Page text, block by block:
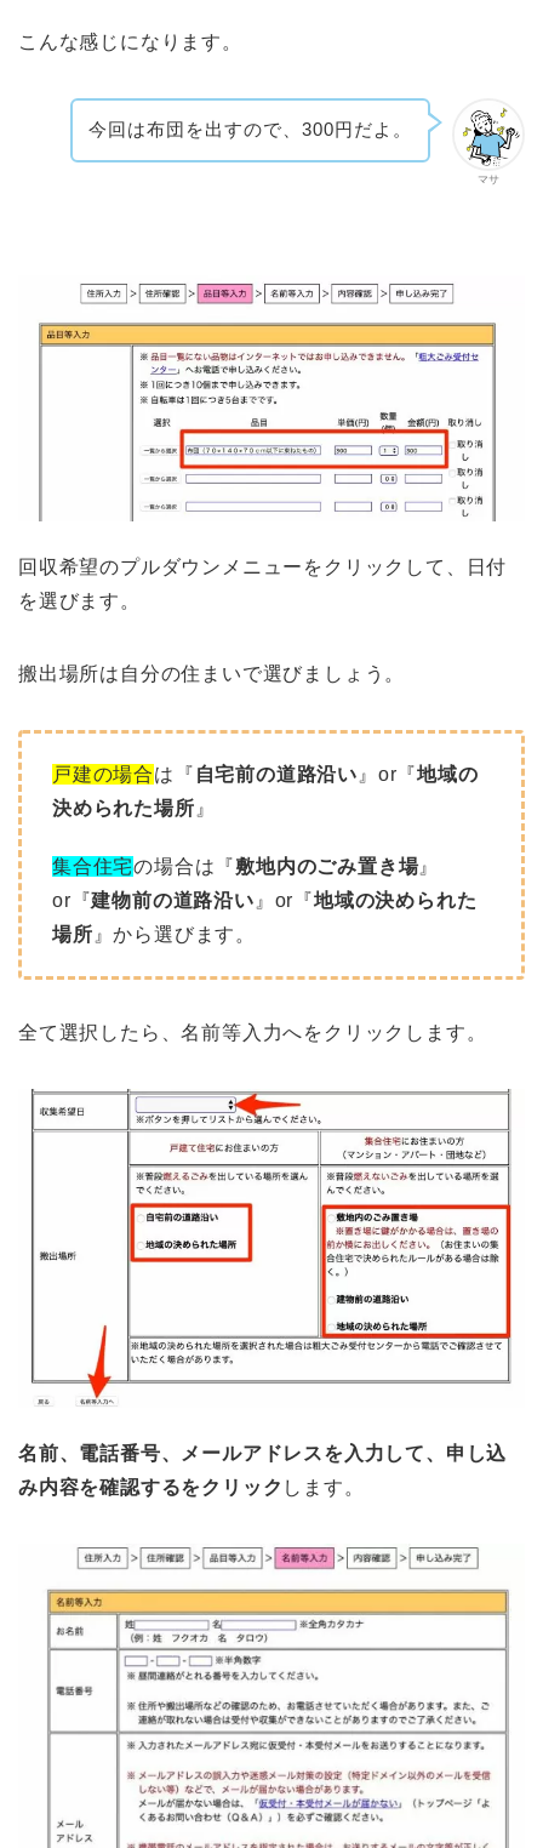
こんな感じになります。
マサ
今回は布団を出すので、300円だよ。
回収希望のプルダウンメニューをクリックして、日付
を選びます。
搬出場所は自分の住まいで選びましょう。
戸建の場合は『 自宅前の道路沿い 』or『地域の
決められた場所 』
集合住宅の場合は『敷地内のごみ置き場』
or『建物前の道路沿い 』or『地域の決められた
場所 』から選びます。
全て選択したら、名前等入力へをクリックします。
名前、電話番号、メールアドレスを入力して、申し込
み内容を確認するをクリック します。